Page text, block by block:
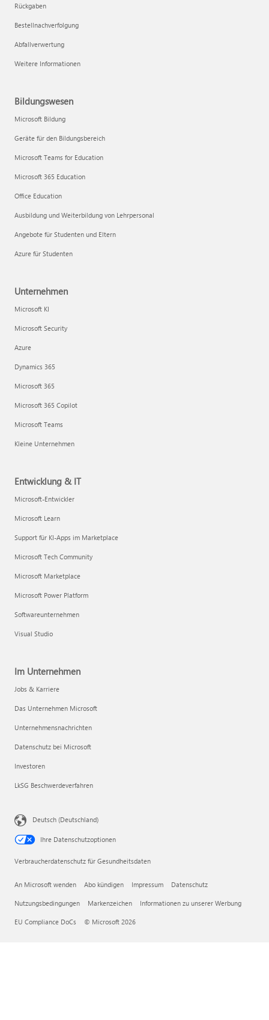
Rückgaben
Bestellnachverfolgung
Abfallverwertung
Weitere Informationen
Bildungswesen
Microsoft Bildung
Geräte für den Bildungsbereich
Microsoft Teams for Education
Microsoft 365 Education
Office Education
Ausbildung und Weiterbildung von Lehrpersonal
Angebote für Studenten und Eltern
Azure für Studenten
Unternehmen
Microsoft KI
Microsoft Security
Azure
Dynamics 365
Microsoft 365
Microsoft 365 Copilot
Microsoft Teams
Kleine Unternehmen
Entwicklung & IT
Microsoft-Entwickler
Microsoft Learn
Support für KI-Apps im Marketplace
Microsoft Tech Community
Microsoft Marketplace
Microsoft Power Platform
Softwareunternehmen
Visual Studio
Im Unternehmen
Jobs & Karriere
Das Unternehmen Microsoft
Unternehmensnachrichten
Datenschutz bei Microsoft
Investoren
LkSG Beschwerdeverfahren
Deutsch (Deutschland)
Ihre Datenschutzoptionen
Verbraucherdatenschutz für Gesundheitsdaten
An Microsoft wenden Abo kündigen Impressum Datenschutz
Nutzungsbedingungen Markenzeichen Informationen zu unserer Werbung
EU Compliance DoCs © Microsoft 2026